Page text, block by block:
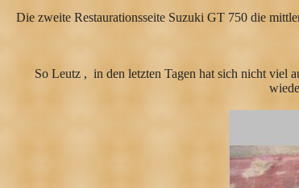
Die zweite Restaurationsseite Suzuki GT 750 die
So Leutz , in den letzten Tagen hat sich nicht viel